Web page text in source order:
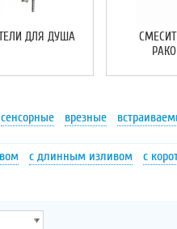
ДЛЯ ДУША
сенсорные врезные
с длинным изливом с